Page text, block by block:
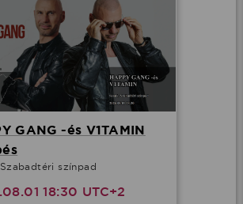
GANG -és V1TAMIN
színpad
18:30 UTC+2